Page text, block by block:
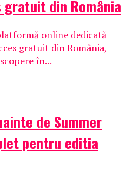
din România
online dedicată
gratuit din România,
în...
de Summer
pentru editia